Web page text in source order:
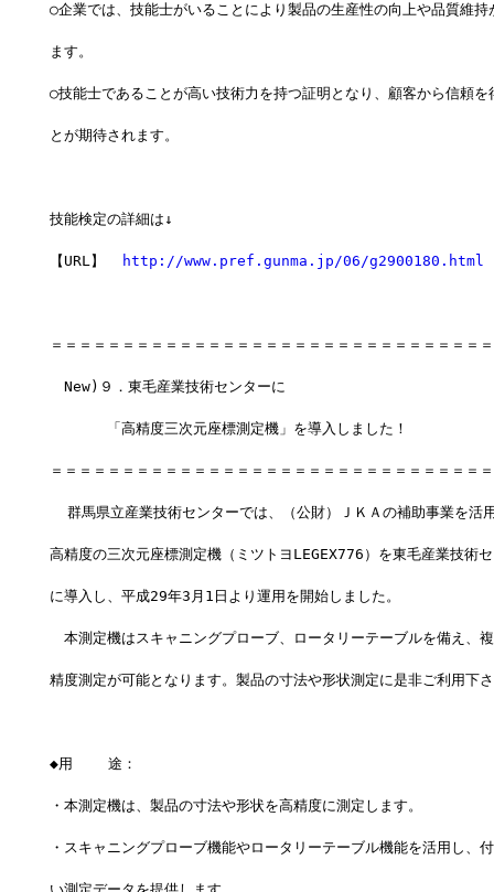
○企業では、技能士がいることにより製品の生産性の向上や品質維持
ます。
○技能士であることが高い技術力を持つ証明となり、顧客から信頼を
とが期待されます。
技能検定の詳細は↓
【URL】 http://www.pref.gunma.jp/06/g2900180.html
＝＝＝＝＝＝＝＝＝＝＝＝＝＝＝＝＝＝＝＝＝＝＝＝＝＝＝＝＝＝
New)９．東毛産業技術センターに
「高精度三次元座標測定機」を導入しました！
＝＝＝＝＝＝＝＝＝＝＝＝＝＝＝＝＝＝＝＝＝＝＝＝＝＝＝＝＝＝
群馬県立産業技術センターでは、（公財）ＪＫＡの補助事業を活
高精度の三次元座標測定機（ミツトヨLEGEX776）を東毛産業技術
に導入し、平成29年3月1日より運用を開始しました。
本測定機はスキャニングプローブ、ロータリーテーブルを備え、
精度測定が可能となります。製品の寸法や形状測定に是非ご利用下
◆用    途：
・本測定機は、製品の寸法や形状を高精度に測定します。
・スキャニングプローブ機能やロータリーテーブル機能を活用し、